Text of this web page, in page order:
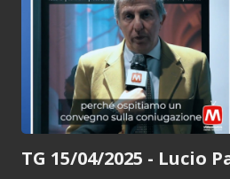
TG 15/04/2025 - Lucio